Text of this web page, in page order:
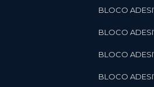
BLOCO
BLOCO
BLOCO
BLOCO